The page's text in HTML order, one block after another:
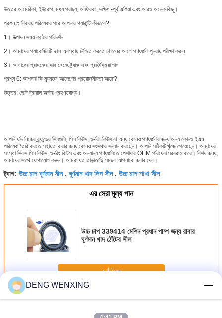
উত্তর আমেরিকা, ইউরোপ, মধ্য প্রাচ্য, আফ্রিকা, দক্ষিণ -পূর্ব এশিয়া এবং আরও অনেক কিছু।
প্রশ্ন 5:বিক্রয় পরিষেবার পরে আপনার গ্যারান্টি কীভাবে?
1। উত্পাদন সময় কঠোর পরিদর্শন
2। আমাদের প্যাকেজিংটি ভাল অবস্থায় নিশ্চিত করতে চালানের আগে পণ্যগুলি পুনরায় পরীক্ষা করুন
3। আমাদের গ্রাহকের কাছ থেকে ট্র্যাক এবং প্রতিক্রিয়া পান
প্রশ্ন 6: আপনার কি ন্যূনতম আদেশের প্রয়োজনীয়তা আছে?
উত্তর: ছোট ট্রায়াল অর্ডার গ্রহণযোগ্য।
আপনি যদি নিজের ব্র্যান্ডের সিলগুলি, সিল কিটস, ও-রিং কিটস বা অন্য কোনও পণ্যগুলির জন্য অন্য কোনও ইএম
পরিষেবা তৈরি করতে সহায়তা করার জন্য কোনও সংস্থার সন্ধান করছেন। আপনি সঠিকটি খুঁজে পেয়েছেন। আমাদের
সংস্থা সিলস সিল কিটস, ও-রিং কিটস এবং অন্যান্য পণ্যগুলিতে পেশাদার OEM পরিষেবা সরবরাহ করে। বিশদ জন্য,
আমাদের সাথে যোগাযোগ করুন। আমরা যত তাড়াতাড়ি সম্ভব আপনাকে জবাব দেব।
ট্যাগ: উচ্চ চাপ ঘূর্ণমান সীল, ঘূর্ণমান খাদ লিপ সীল, উচ্চ চাপ শাখা সীল
এর সেরা মূল্য পান
উচ্চ চাপ 339414 মেশিন প্রধান পাম্প জন্য রাবার
ঘূর্ণমান খাদ ঠোঁটের সীল
চালিয়ে
অধিকউচ্চ চাপ তেল সীল
DENG WENXING